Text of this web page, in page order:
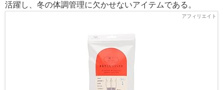
活躍し、冬の体調管理に欠かせないアイテムである。